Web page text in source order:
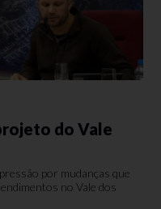
do Vale
por mudanças que
no Vale dos